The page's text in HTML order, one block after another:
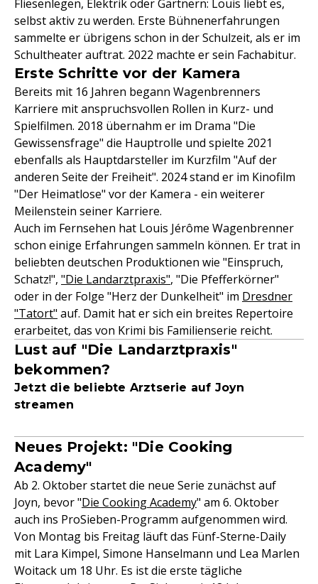
Fliesenlegen, Elektrik oder Gärtnern: Louis liebt es,
selbst aktiv zu werden. Erste Bühnenerfahrungen
sammelte er übrigens schon in der Schulzeit, als er im
Schultheater auftrat. 2022 machte er sein Fachabitur.
Erste Schritte vor der Kamera
Bereits mit 16 Jahren begann Wagenbrenners
Karriere mit anspruchsvollen Rollen in Kurz- und
Spielfilmen. 2018 übernahm er im Drama "Die
Gewissensfrage" die Hauptrolle und spielte 2021
ebenfalls als Hauptdarsteller im Kurzfilm "Auf der
anderen Seite der Freiheit". 2024 stand er im Kinofilm
"Der Heimatlose" vor der Kamera - ein weiterer
Meilenstein seiner Karriere.
Auch im Fernsehen hat Louis Jérôme Wagenbrenner
schon einige Erfahrungen sammeln können. Er trat in
beliebten deutschen Produktionen wie "Einspruch,
Schatz!", "Die Landarztpraxis", "Die Pfefferkörner"
oder in der Folge "Herz der Dunkelheit" im Dresdner
"Tatort" auf. Damit hat er sich ein breites Repertoire
erarbeitet, das von Krimi bis Familienserie reicht.
Lust auf "Die Landarztpraxis"
bekommen?
Jetzt die beliebte Arztserie auf Joyn
streamen
Neues Projekt: "Die Cooking
Academy"
Ab 2. Oktober startet die neue Serie zunächst auf
Joyn, bevor "Die Cooking Academy" am 6. Oktober
auch ins ProSieben-Programm aufgenommen wird.
Von Montag bis Freitag läuft das Fünf-Sterne-Daily
mit Lara Kimpel, Simone Hanselmann und Lea Marlen
Woitack um 18 Uhr. Es ist die erste tägliche